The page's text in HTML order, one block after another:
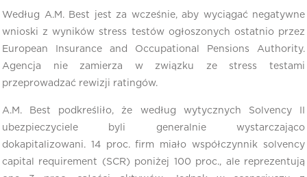
Według A.M. Best jest za wcześnie, aby wyciągać negatywne
wnioski z wyników stress testów ogłoszonych ostatnio przez
European Insurance and Occupational Pensions Authority.
Agencja nie zamierza w związku ze stress testami
przeprowadzać rewizji ratingów.
A.M. Best podkreśliło, że według wytycznych Solvency II
ubezpieczyciele byli generalnie wystarczająco
dokapitalizowani. 14 proc. firm miało współczynnik solvency
capital requirement (SCR) poniżej 100 proc., ale reprezentują